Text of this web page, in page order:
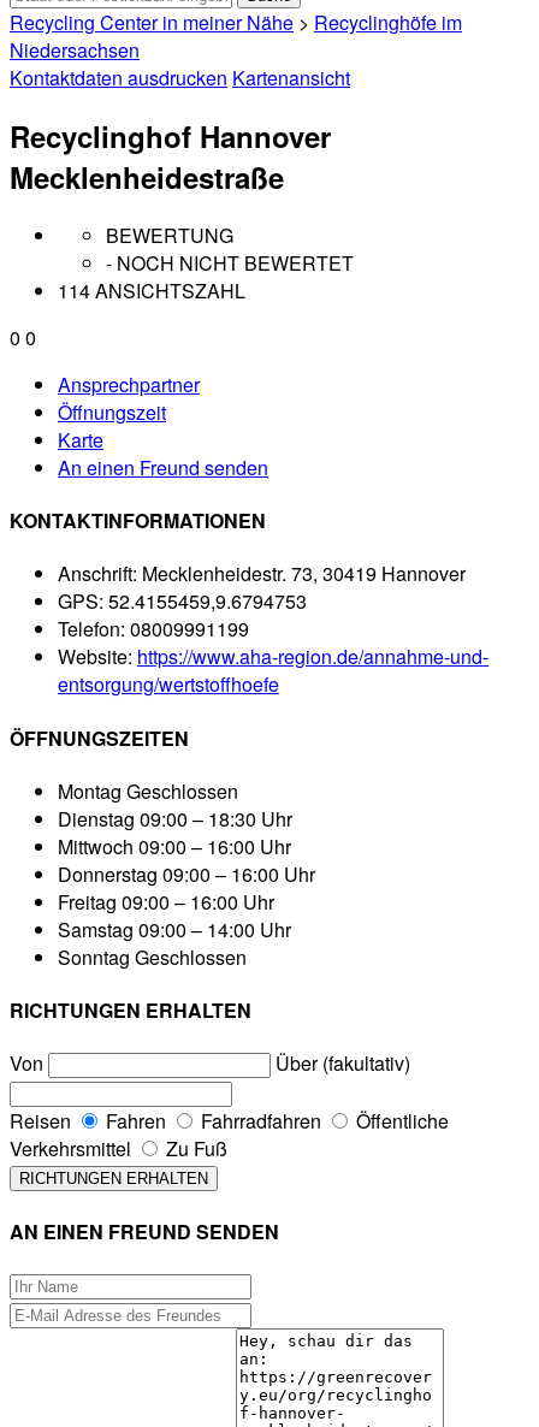
Recycling Center in meiner Nähe > Recyclinghöfe im
Niedersachsen
Kontaktdaten ausdrucken Kartenansicht
Recyclinghof Hannover
Mecklenheidestraße
BEWERTUNG
- NOCH NICHT BEWERTET
114 ANSICHTSZAHL
0 0
Ansprechpartner
Öffnungszeit
Karte
An einen Freund senden
KONTAKTINFORMATIONEN
Anschrift: Mecklenheidestr. 73, 30419 Hannover
GPS: 52.4155459,9.6794753
Telefon: 08009991199
Website: https://www.aha-region.de/annahme-und-
entsorgung/wertstoffhoefe
ÖFFNUNGSZEITEN
Montag Geschlossen
Dienstag 09:00 – 18:30 Uhr
Mittwoch 09:00 – 16:00 Uhr
Donnerstag 09:00 – 16:00 Uhr
Freitag 09:00 – 16:00 Uhr
Samstag 09:00 – 14:00 Uhr
Sonntag Geschlossen
RICHTUNGEN ERHALTEN
Von
Über (fakultativ)
Reisen Fahren Fahrradfahren
Öffentliche
Verkehrsmittel
Zu Fuß
AN EINEN FREUND SENDEN